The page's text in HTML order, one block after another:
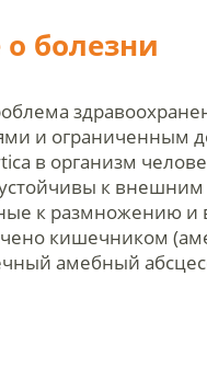
болезни
и ограниченным
в организм
к
к размножению и
кишечником
амебный